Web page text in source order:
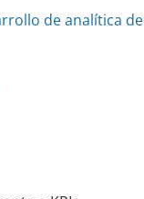
de analítica de